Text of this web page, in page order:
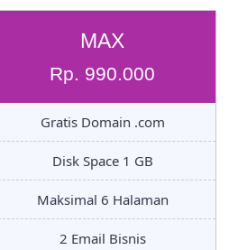
MAX
Rp. 990.000
Gratis Domain .com
Disk Space 1 GB
Maksimal 6 Halaman
2 Email Bisnis